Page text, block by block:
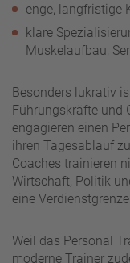
enge, langfristige
klare
Muskelaufbau,
Besonders lukrativ
Führungskräfte und
engagieren einen
ihren Tagesablauf
Coaches trainieren
Wirtschaft, Politik
eine
Weil das Personal
moderne Trainer